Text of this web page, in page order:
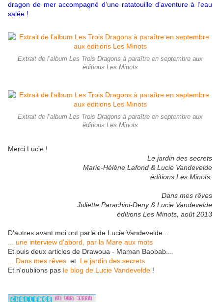
dragon de mer accompagné d‘une ratatouille d’aventure à l’eau
salée !
Extrait de l’album Les Trois Dragons à paraître en septembre aux
éditions Les Minots
Extrait de l’album Les Trois Dragons à paraître en septembre aux
éditions Les Minots
Merci Lucie !
Le jardin des secrets
Marie-Hélène Lafond & Lucie Vandevelde
éditions Les Minots,
Dans mes rêves
Juliette Parachini-Deny & Lucie Vandevelde
éditions Les Minots, août 2013
D'autres avant moi ont parlé de Lucie Vandevelde...
... une interview d'abord, par la Mare aux mots
Et puis deux articles de Drawoua - Maman Baobab...
... Dans mes rêves et Le jardin des secrets
Et n'oublions pas le blog de Lucie Vandevelde !